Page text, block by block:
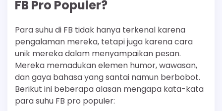
FB Pro Populer?
Para suhu di FB tidak hanya terkenal karena
pengalaman mereka, tetapi juga karena cara
unik mereka dalam menyampaikan pesan.
Mereka memadukan elemen humor, wawasan,
dan gaya bahasa yang santai namun berbobot.
Berikut ini beberapa alasan mengapa kata-kata
para suhu FB pro populer: